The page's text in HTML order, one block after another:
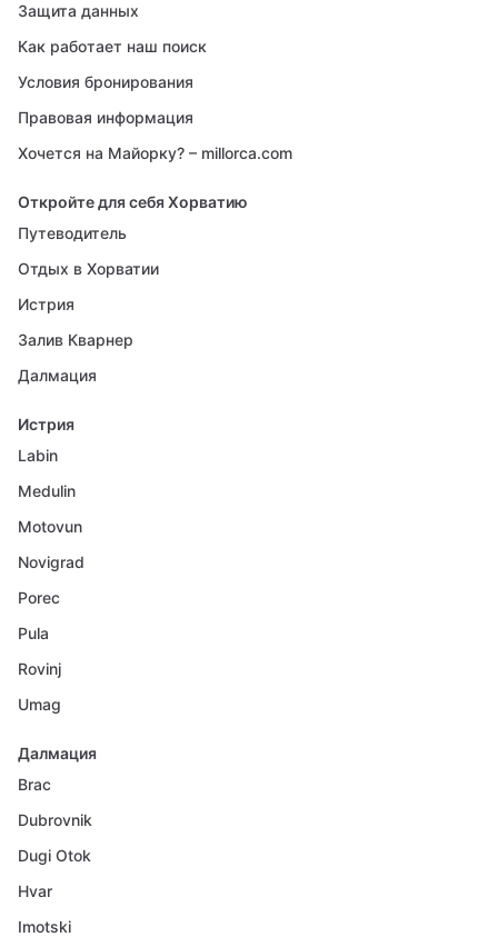
Защита данных
Как работает наш поиск
Условия бронирования
Правовая информация
Хочется на Майорку? – millorca.com
Откройте для себя Хорватию
Путеводитель
Отдых в Хорватии
Истрия
Залив Кварнер
Далмация
Истрия
Labin
Medulin
Motovun
Novigrad
Porec
Pula
Rovinj
Umag
Далмация
Brac
Dubrovnik
Dugi Otok
Hvar
Imotski